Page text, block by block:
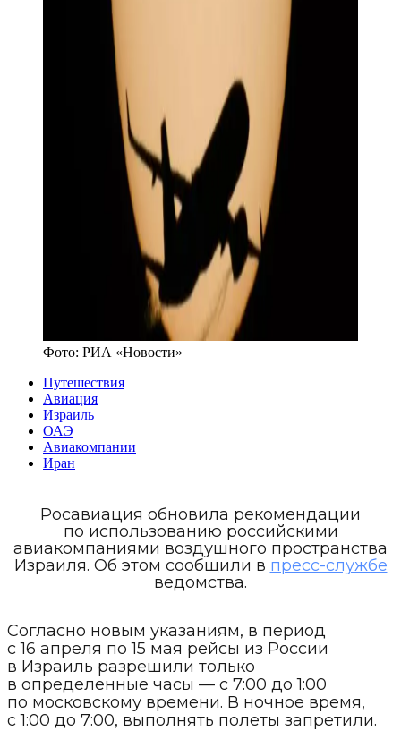
Фото: РИА «Новости»
Путешествия
Авиация
Израиль
ОАЭ
Авиакомпании
Иран
Росавиация обновила рекомендации
по использованию российскими
авиакомпаниями воздушного пространства
Израиля. Об этом сообщили в пресс-службе
ведомства.
Согласно новым указаниям, в период
с 16 апреля по 15 мая рейсы из России
в Израиль разрешили только
в определенные часы — с 7:00 до 1:00
по московскому времени. В ночное время,
с 1:00 до 7:00, выполнять полеты запретили.